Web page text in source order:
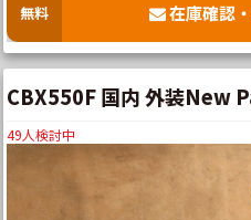
無料 在庫確認
CBX550F 国内 外装New
49人検討中